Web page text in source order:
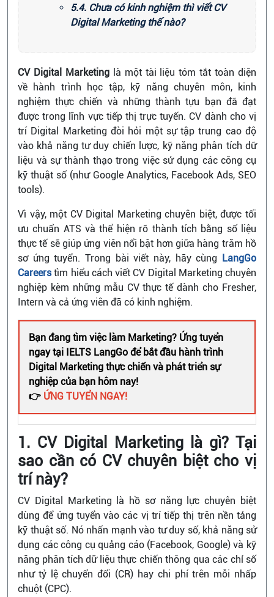
5.4. Chưa có kinh nghiệm thì viết CV
Digital Marketing thế nào?
CV Digital Marketinglà một tài liệu tóm tắt toàn diện
về hành trình học tập, kỹ năng chuyên môn, kinh
nghiệm thực chiến và những thành tựu bạn đã đạt
được trong lĩnh vực tiếp thị trực tuyến. CV dành cho vị
trí Digital Marketing đòi hỏi một sự tập trung cao độ
vào khả năng tư duy chiến lược, kỹ năng phân tích dữ
liệu và sự thành thạo trong việc sử dụng các công cụ
kỹ thuật số (như Google Analytics, Facebook Ads, SEO
tools).
Vì vậy, một CV Digital Marketing chuyên biệt, được tối
ưu chuẩn ATS và thể hiện rõ thành tích bằng số liệu
thực tế sẽ giúp ứng viên nổi bật hơn giữa hàng trăm hồ
sơ ứng tuyển. Trong bài viết này, hãy cùng LangGo
Careerstìm hiểu cách viết CV Digital Marketing chuyên
nghiệp kèm những mẫu CV thực tế dành cho Fresher,
Intern và cả ứng viên đã có kinh nghiệm.
Bạn đang tìm việc làm Marketing? Ứng tuyển
ngay tại IELTS LangGo để bắt đầu hành trình
Digital Marketing thực chiến và phát triển sự
nghiệp của bạn hôm nay!
👉 ỨNG TUYỂN NGAY!
1. CV Digital Marketing là gì? Tại
sao cần có CV chuyên biệt cho vị
trí này?
CV Digital Marketing là hồ sơ năng lực chuyên biệt
dùng để ứng tuyển vào các vị trí tiếp thị trên nền tảng
kỹ thuật số. Nó nhấn mạnh vào tư duy số, khả năng sử
dụng các công cụ quảng cáo (Facebook, Google) và kỹ
năng phân tích dữ liệu thực chiến thông qua các chỉ số
như tỷ lệ chuyển đổi (CR) hay chi phí trên mỗi nhấp
chuột (CPC).